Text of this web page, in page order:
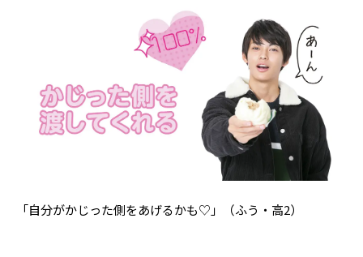
INFORMATION
Follow us
ST member
「自分がかじった側をあげるかも♡」（ふう・高2）